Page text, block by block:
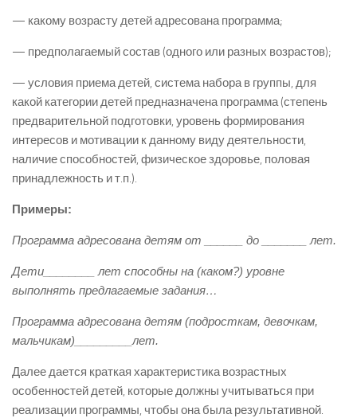
— какому возрасту детей адресована программа;
— предполагаемый состав (одного или разных возрастов);
— условия приема детей, система набора в группы, для
какой категории детей предназначена программа (степень
предварительной подготовки, уровень формирования
интересов и мотивации к данному виду деятельности,
наличие способностей, физическое здоровье, половая
принадлежность и т.п.).
Примеры:
Программа адресована детям от ______ до _______ лет.
Дети________ лет способны на (каком?) уровне
выполнять предлагаемые задания…
Программа адресована детям (подросткам, девочкам,
мальчикам)_________лет.
Далее дается краткая характеристика возрастных
особенностей детей, которые должны учитываться при
реализации программы, чтобы она была результативной.